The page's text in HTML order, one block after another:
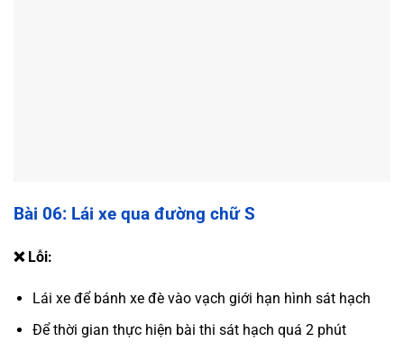
Bài 06: Lái xe qua đường chữ S
❌ Lỗi:
Lái xe để bánh xe đè vào vạch giới hạn hình sát hạch
Để thời gian thực hiện bài thi sát hạch quá 2 phút